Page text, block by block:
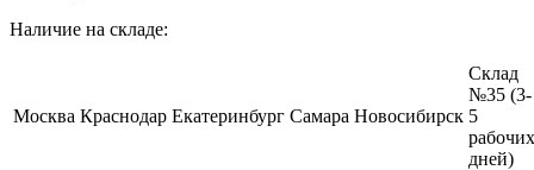
Наличие на складе:
Москва Краснодар Екатеринбург Самара Новосибирск
Склад
№35 (3-
5
рабочих
дней)